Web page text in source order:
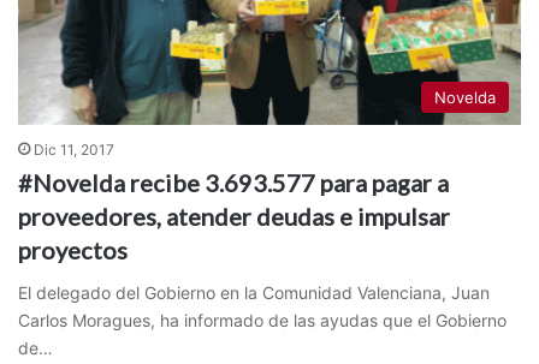
Novelda
Dic 11, 2017
#Novelda recibe 3.693.577 para pagar a
proveedores, atender deudas e impulsar
proyectos
El delegado del Gobierno en la Comunidad Valenciana, Juan
Carlos Moragues, ha informado de las ayudas que el Gobierno
de…